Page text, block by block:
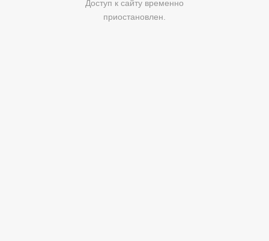
Доступ к сайту временно
приостановлен.